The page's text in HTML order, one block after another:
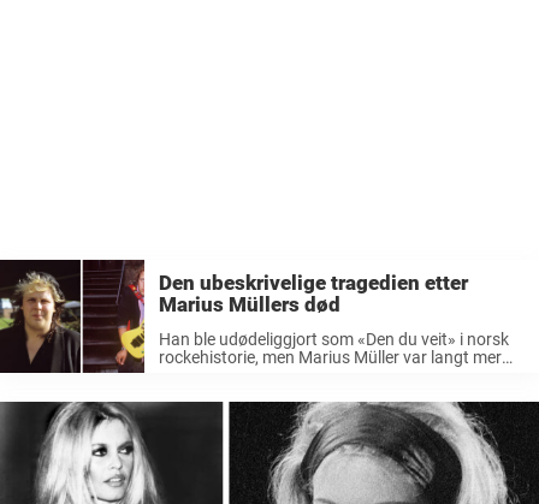
Den ubeskrivelige tragedien etter
Marius Müllers død
Han ble udødeliggjort som «Den du veit» i norsk
rockehistorie, men Marius Müller var langt mer
han et tydelig preg på norsk musikkliv ...